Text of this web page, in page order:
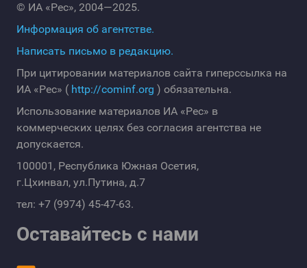
© ИА «Рес», 2004—2025.
Информация об агентстве.
Написать письмо в редакцию.
При цитировании материалов сайта гиперссылка на
ИА «Рес» ( http://cominf.org ) обязательна.
Использование материалов ИА «Рес» в
коммерческих целях без согласия агентства не
допускается.
100001, Республика Южная Осетия,
г.Цхинвал, ул.Путина, д.7
тел: +7 (9974) 45-47-63.
Оставайтесь с нами